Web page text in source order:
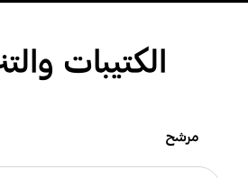
الكتيبات
مرشح